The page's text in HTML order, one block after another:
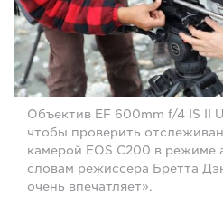
Объектив EF 600mm f/4 IS II
чтобы проверить
камерой EOS C200 в режиме
словам режиссера Бретта
очень впечатляет».